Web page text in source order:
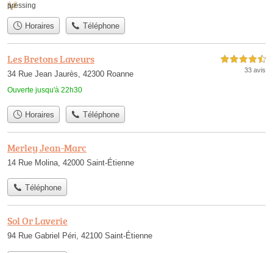
pressing
Horaires Téléphone
Les Bretons Laveurs
34 Rue Jean Jaurès, 42300 Roanne
Ouverte jusqu'à 22h30
4,5 étoiles sur 5
33 avis
Horaires Téléphone
Merley Jean-Marc
14 Rue Molina, 42000 Saint-Étienne
Téléphone
Sol Or Laverie
94 Rue Gabriel Péri, 42100 Saint-Étienne